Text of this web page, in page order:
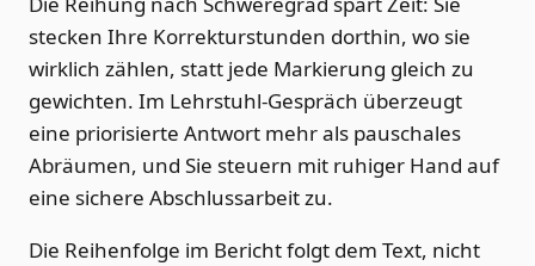
stecken Ihre Korrekturstunden dorthin, wo sie
wirklich zählen, statt jede Markierung gleich zu
gewichten. Im Lehrstuhl-Gespräch überzeugt
eine priorisierte Antwort mehr als pauschales
Abräumen, und Sie steuern mit ruhiger Hand auf
eine sichere Abschlussarbeit zu.
Die Reihenfolge im Bericht folgt dem Text, nicht